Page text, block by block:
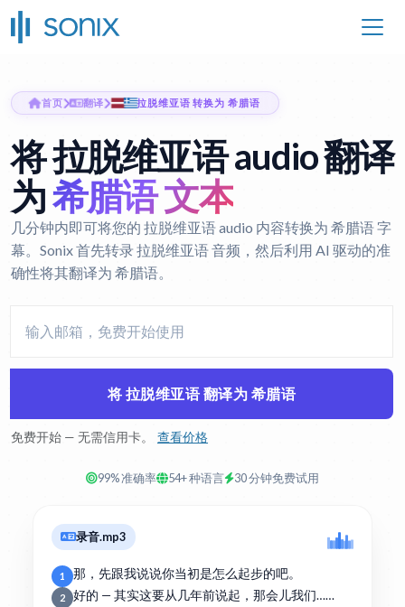
首页 翻译 拉脱维亚语 转换为 希腊语
将 拉脱维亚语 audio 翻译
为希腊语 文本
几分钟内即可将您的 拉脱维亚语 audio 内容转换为 希腊语 字
幕。Sonix 首先转录 拉脱维亚语 音频，然后利用 AI 驱动的准
确性将其翻译为 希腊语。
将 拉脱维亚语 翻译为 希腊语
免费开始 — 无需信用卡。 查看价格
99% 准确率 54+ 种语言 30 分钟免费试用
录音.mp3
1 那，先跟我说说你当初是怎么起步的吧。
2 好的 — 其实这要从几年前说起，那会儿我们……